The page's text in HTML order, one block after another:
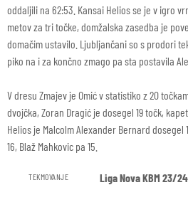
oddaljili na 62:53. Kansai Helios se je v igro
metov za tri točke, domžalska zasedba je
domačim ustavilo. Ljubljančani so s prodori
piko na i za končno zmago pa sta postavila
V dresu Zmajev je Omić v statistiko z 20
dvojčka, Zoran Dragić je dosegel 19 točk,
Helios je Malcolm Alexander Bernard dosegel
16, Blaž Mahkovic pa 15.
TEKMOVANJE Liga Nova KBM 23/24